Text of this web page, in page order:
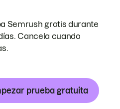
Semrush gratis durante
Cancela cuando
prueba gratuita